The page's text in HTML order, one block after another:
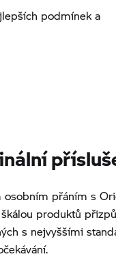
podmínek a
přáním s
produktů
s nejvyššími